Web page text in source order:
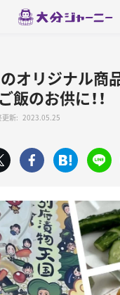
のオリジナル商
のお供に！！
2023.05.25